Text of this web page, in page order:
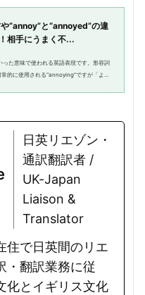
“annoy”と“annoyed”の違
相手にうまく不...
た意味で使われる英語表現です。形容詞
的に使用される“annoying”ですが「よく
日英リエゾン・
通訳翻訳者 /
UK-Japan
Liaison &
Translator
住で日英間のリエ
・翻訳業務に従
化とイギリス文化